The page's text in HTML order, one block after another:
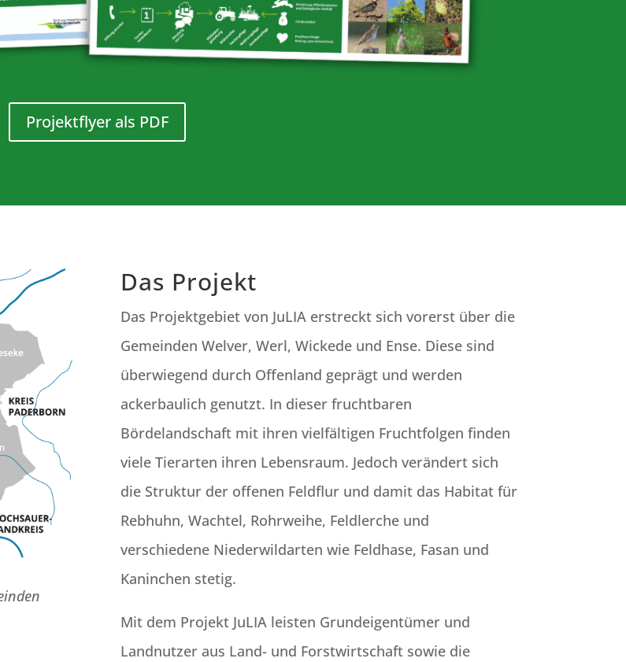
Projektflyer als PDF
Das Projekt
Das Projektgebiet von JuLIA erstreckt sich vorerst über die
Gemeinden Welver, Werl, Wickede und Ense. Diese sind
überwiegend durch Offenland geprägt und werden
ackerbaulich genutzt. In dieser fruchtbaren
Bördelandschaft mit ihren vielfältigen Fruchtfolgen finden
viele Tierarten ihren Lebensraum. Jedoch verändert sich
die Struktur der offenen Feldflur und damit das Habitat für
Rebhuhn, Wachtel, Rohrweihe, Feldlerche und
verschiedene Niederwildarten wie Feldhase, Fasan und
Kaninchen stetig.
Mit dem Projekt JuLIA leisten Grundeigentümer und
Landnutzer aus Land- und Forstwirtschaft sowie die